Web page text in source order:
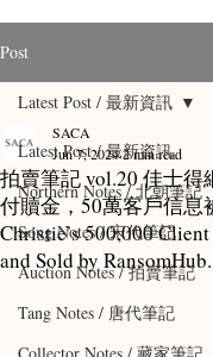
Post
Latest Post / 最新資訊
Northern Notes / 北朝筆記
Song Notes / 宋代筆記
Auction Notes / 拍賣筆記
Tang Notes / 唐代筆記
Latest Post / 最新資訊
拍賣筆記 vol.20 佳士
付贖金，50萬客戶信息
Christie’s 500,000
and Sold by RansomHub.
SACA
Jun 7, 20242 min read